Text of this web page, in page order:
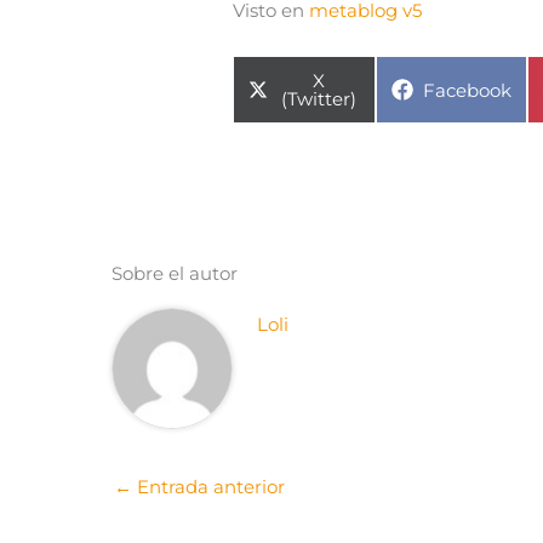
Visto en metablog v5
Compartir
en
X
(Twitter) Compartir
Facebook
Sobre el autor
Loli
← Entrada anterior